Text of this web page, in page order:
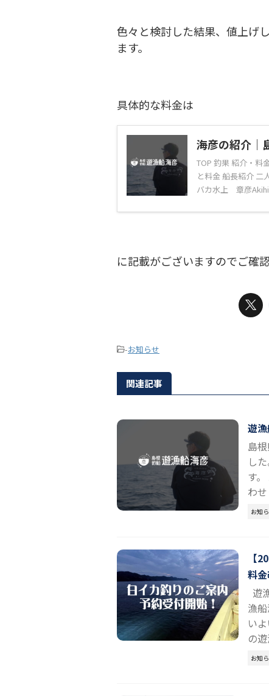
色々と検討した結果、値上げ
ます。
具体的な料金は
海彦の紹介｜
TOP 釣果 紹介・料
と料金 船長紹介 二
バカ水上 章彦
に記載がございますのでご確
-お知らせ
関連記事
遊
島
し
す
わ
お知
【
料
遊
漁
い
の
お知